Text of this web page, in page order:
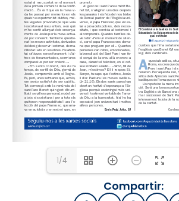
1/4
Compartir: